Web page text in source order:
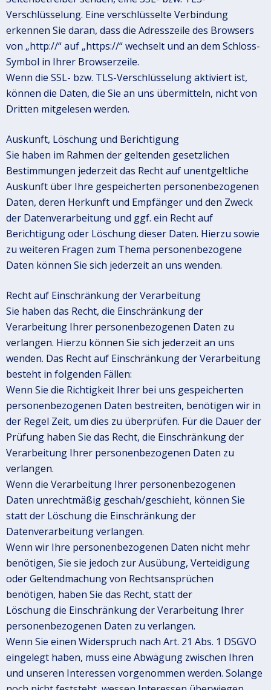
Verschlüsselung. Eine verschlüsselte Verbindung
erkennen Sie daran, dass die Adresszeile des Browsers
von „http://“ auf „https://“ wechselt und an dem Schloss-
Symbol in Ihrer Browserzeile.
Wenn die SSL- bzw. TLS-Verschlüsselung aktiviert ist,
können die Daten, die Sie an uns übermitteln, nicht von
Dritten mitgelesen werden.
Auskunft, Löschung und Berichtigung
Sie haben im Rahmen der geltenden gesetzlichen
Bestimmungen jederzeit das Recht auf unentgeltliche
Auskunft über Ihre gespeicherten personenbezogenen
Daten, deren Herkunft und Empfänger und den Zweck
der Datenverarbeitung und ggf. ein Recht auf
Berichtigung oder Löschung dieser Daten. Hierzu sowie
zu weiteren Fragen zum Thema personenbezogene
Daten können Sie sich jederzeit an uns wenden.
Recht auf Einschränkung der Verarbeitung
Sie haben das Recht, die Einschränkung der
Verarbeitung Ihrer personenbezogenen Daten zu
verlangen. Hierzu können Sie sich jederzeit an uns
wenden. Das Recht auf Einschränkung der Verarbeitung
besteht in folgenden Fällen:
Wenn Sie die Richtigkeit Ihrer bei uns gespeicherten
personenbezogenen Daten bestreiten, benötigen wir in
der Regel Zeit, um dies zu überprüfen. Für die Dauer der
Prüfung haben Sie das Recht, die Einschränkung der
Verarbeitung Ihrer personenbezogenen Daten zu
verlangen.
Wenn die Verarbeitung Ihrer personenbezogenen
Daten unrechtmäßig geschah/geschieht, können Sie
statt der Löschung die Einschränkung der
Datenverarbeitung verlangen.
Wenn wir Ihre personenbezogenen Daten nicht mehr
benötigen, Sie sie jedoch zur Ausübung, Verteidigung
oder Geltendmachung von Rechtsansprüchen
benötigen, haben Sie das Recht, statt der
Löschung die Einschränkung der Verarbeitung Ihrer
personenbezogenen Daten zu verlangen.
Wenn Sie einen Widerspruch nach Art. 21 Abs. 1 DSGVO
eingelegt haben, muss eine Abwägung zwischen Ihren
und unseren Interessen vorgenommen werden. Solange